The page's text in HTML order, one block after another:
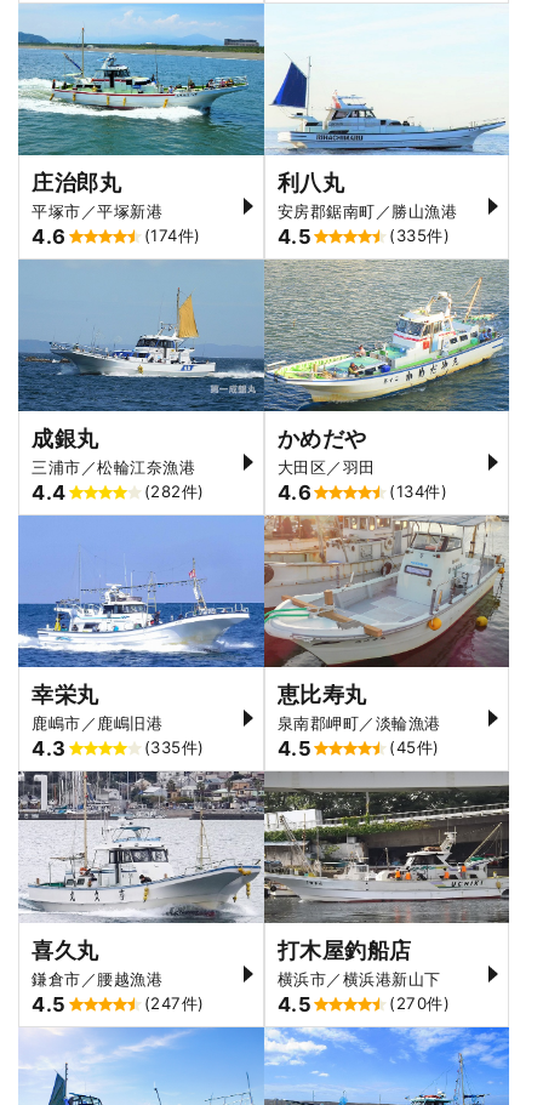
庄治郎丸
平塚市／平塚新港
4.6 (174件)
利八丸
安房郡鋸南町／勝山漁港
4.5 (335件)
成銀丸
三浦市／松輪江奈漁港
4.4 (282件)
かめだや
大田区／羽田
4.6 (134件)
幸栄丸
鹿嶋市／鹿嶋旧港
4.3 (335件)
恵比寿丸
泉南郡岬町／淡輪漁港
4.5 (45件)
喜久丸
鎌倉市／腰越漁港
4.5 (247件)
打木屋釣船店
横浜市／横浜港新山下
4.5 (270件)